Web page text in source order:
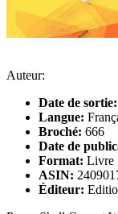
Auteur:
Date de sortie:
Langue:
Broché: 666
Date de
Format: Livre
ASIN:
Éditeur: